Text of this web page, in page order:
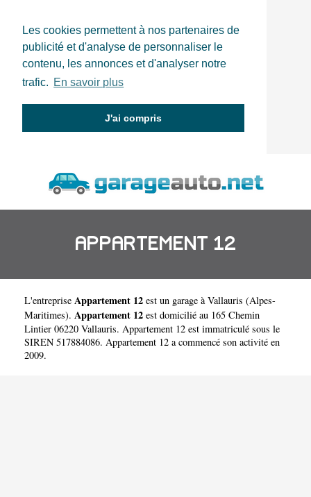
Les cookies permettent à nos partenaires de
publicité et d'analyse de personnaliser le
contenu, les annonces et d'analyser notre
trafic. En savoir plus
J'ai compris
APPARTEMENT 12
L'entreprise Appartement 12 est un garage à Vallauris (Alpes-
Maritimes). Appartement 12 est domicilié au 165 Chemin
Lintier 06220 Vallauris. Appartement 12 est immatriculé sous le
SIREN 517884086. Appartement 12 a commencé son activité en
2009.